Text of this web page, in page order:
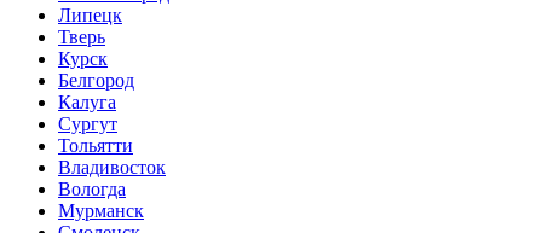
Липецк
Тверь
Курск
Белгород
Калуга
Сургут
Тольятти
Владивосток
Вологда
Мурманск